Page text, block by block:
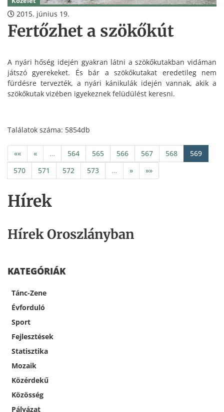
Hírek
Hírek Oroszlányban
KATEGÓRIÁK
Tánc-Zene
Évforduló
Sport
Fejlesztések
Statisztika
Mozaik
Közérdekű
Közösség
Pályázat
2015. június 19.
Fertőzhet a szökőkút
A nyári hőség idején gyakran látni a szökőkutakban vidáman
játszó gyerekeket. És bár a szökőkutakat eredetileg nem
fürdésre tervezték, a nyári kánikulák idején vannak, akik a
szökőkutak vizében igyekeznek felüdülést keresni.
Találatok száma: 5854db
«« « … 564 565 566 567 568
569
570
571 572 573 … » »»